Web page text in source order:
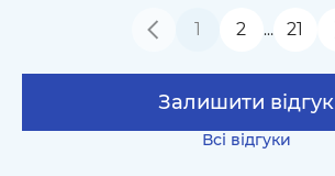
Всі відгуки
Залишити відгук
1 2 … 21